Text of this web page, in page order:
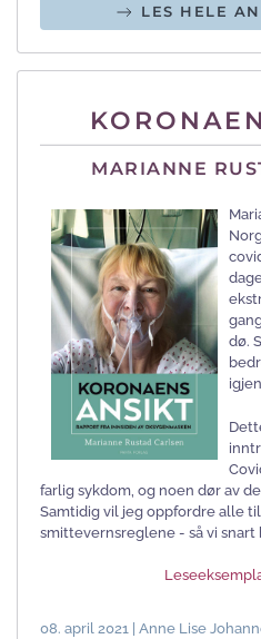
LES HELE
MARIANNE
dø.
farlig sykdom, og noen dør av
Samtidig vil jeg oppfordre alle
smittevernsreglene - så vi
08. april 2021 | Anne Lise